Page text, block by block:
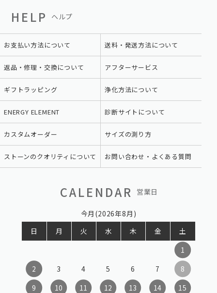
HELP ヘルプ
お支払い方法について 送料・発送方法について
返品・修理・交換について アフターサービス
ギフトラッピング 浄化方法について
ENERGY ELEMENT 診断サイトについて
カスタムオーダー サイズの測り方
ストーンのクオリティについて お問い合わせ・よくある質問
CALENDAR 営業日
今月(2026年8月)
日
月 火 水 木 金
土
1
2
3 4 5 6 7
8
9
10 11 12 13 14
15